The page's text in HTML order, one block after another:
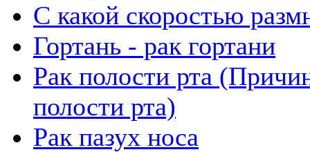
C какой скоростью
Гортань - рак гортани
Рак полости рта
полости рта)
Рак пазух носа